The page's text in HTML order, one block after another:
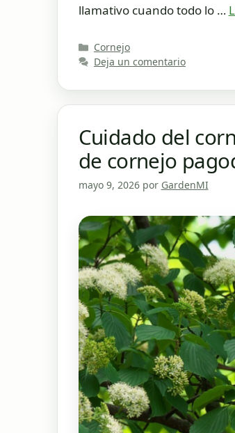
llamativo cuando todo lo …
Categorías
Cornejo
Deja un comentario
Cuidado del
de cornejo
mayo 9, 2026 por GardenMI